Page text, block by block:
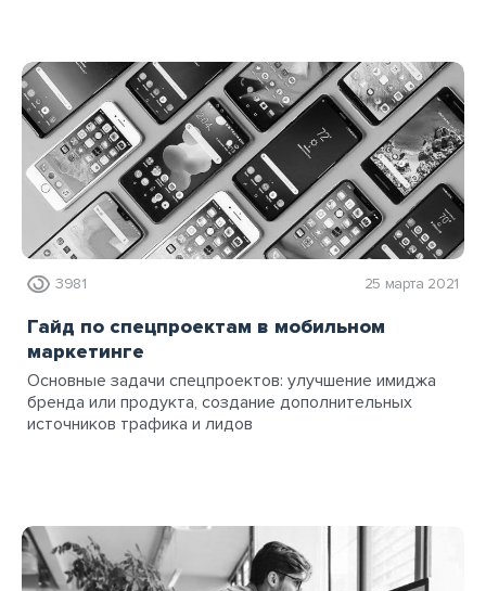
3981 25 марта 2021
Гайд по спецпроектам в мобильном
маркетинге
Основные задачи спецпроектов: улучшение имиджа
бренда или продукта, создание дополнительных
источников трафика и лидов